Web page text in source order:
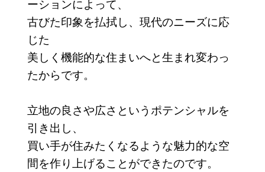
ーションによって、
古びた印象を払拭し、現代のニーズに応
じた
美しく機能的な住まいへと生まれ変わっ
たからです。
立地の良さや広さというポテンシャルを
引き出し、
買い手が住みたくなるような魅力的な空
間を作り上げることができたのです。